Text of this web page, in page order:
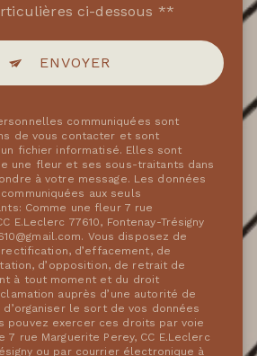
ci-dessous **
ENVOYER
communiquées sont
de vous contacter et sont
fichier informatisé. Elles sont
une fleur et ses sous-traitants dans
à votre message. Les données
aux seuls
Comme une fleur 7 rue
E.Leclerc 77610, Fontenay-Trésigny
Vous disposez de
d’effacement, de
d’opposition, de retrait de
à tout moment et du droit
auprès d’une autorité de
le sort de vos données
pouvez exercer ces droits par voie
rue Marguerite Perey, CC E.Leclerc
ou par courrier électronique à